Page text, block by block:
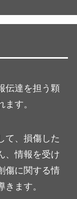
伝達を担う顆
す。
て、損傷した
、情報を受け
傷に関する情
ます。